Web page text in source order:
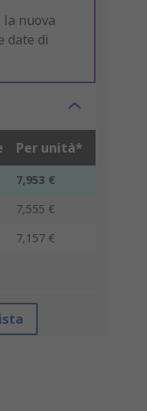
nuova
date di
Per unità*
7,953 €
7,555 €
7,157 €